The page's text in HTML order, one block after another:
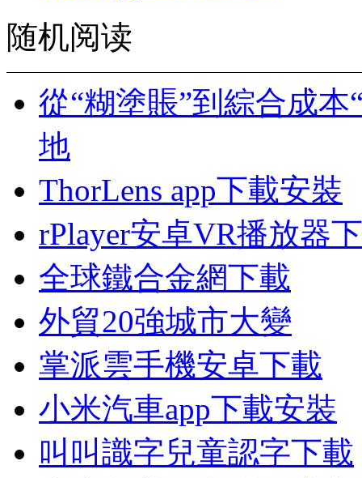
随机阅读
從“糊塗賬”到綜合成
地
ThorLens app下載安裝
rPlayer安卓VR播放器
全球鐵合金網下載
外貿20強城市大變
掌派雲手機安卓下載
小米汽車app下載安裝
叫叫識字兒童認字下載